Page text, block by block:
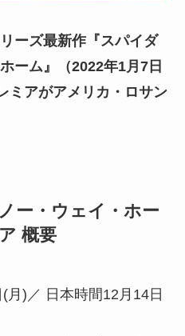
ーズ最新作『スパイダ
ーム』（2022年1月7日
ミアがアメリカ・ロサン
ー・ウェイ・ホー
概要
月)／ 日本時間12月14日